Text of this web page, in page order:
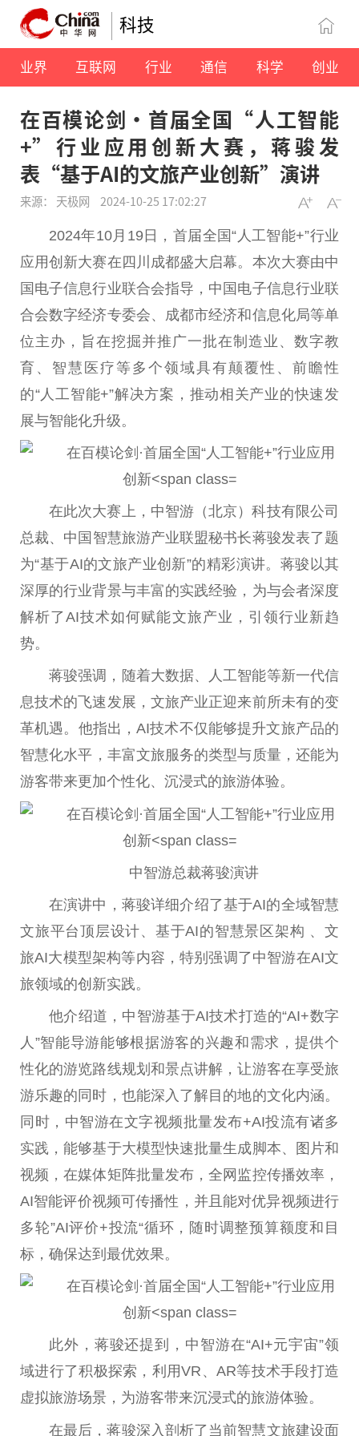
科技
业界 互联网 行业 通信 科学 创业
在百模论剑·首届全国“人工智能
+”行业应用创新大赛，蒋骏发
表“基于AI的文旅产业创新”演讲
来源： 天极网 2024-10-25 17:02:27
2024年10月19日，首届全国“人工智能+”行业
应用创新大赛在四川成都盛大启幕。本次大赛由中
国 电子信息行业联合会指导， 中国 电子信息行业联
合会数字经济专委会、成都市经济和信息化局等单
位主办，旨在挖掘并推广一批在制造业、数字教
育、智慧医疗等多个领域具有颠覆性 、前瞻性
的“人工智能+”解决方案，推动相关产业的快速发
展与智能化升级。
在此次大赛上，中智游（北京）科技有限公司
总裁、 中国 智慧旅游产业联盟秘书长蒋骏发表了题
为“基于AI的文旅产业创新”的精彩演讲。蒋骏以其
深厚的行业背景与丰富的实践经验，为与会者深度
解析了AI技术如何赋能文旅产业，引领行业新趋
势。
蒋骏强调，随着大数据、人工智能等新一代信
息技术的飞速发展，文旅产业正迎来前所未有的变
革机遇。他指出，AI技术不仅能够提升文旅产品的
智慧化水平 ，丰富文旅服务的类型与质量，还能为
游客带来更加个性化、沉浸式的旅游体验。
中智游总裁蒋骏演讲
在演讲中，蒋骏详细介绍了基于AI的全域智慧
文旅平台顶层设计、基于AI的智慧景区架构 、文
旅AI大模型架构等内容，特别强调了中智游在AI文
旅领域的创新实践。
他介绍道，中智游基于AI技术打造的“AI+数字
人”智能导游能够根据游客的兴趣和需求，提供个
性化的游览路线规划和景点讲解，让游客在享受旅
游乐趣的同时，也能深入了解目的地的文化内涵。
同时，中智游在文字视频批量发布+AI投流有诸多
实践，能够基于大模型快速批量生成脚本、图片和
视频，在媒体矩阵批量发布，全网监控传播效率，
AI智能评价视频可传播性 ，并且能对优异视频进行
多轮”AI评价+投流“循环，随时调整预算额度和目
标，确保达到最优效果。
此外，蒋骏还提到，中智游在“AI+元宇宙”领
域进行了积极探索，利用VR、AR等技术手段打造
虚拟旅游场景，为游客带来沉浸式的旅游体验。
在最后，蒋骏深入剖析了当前智慧文旅建设面